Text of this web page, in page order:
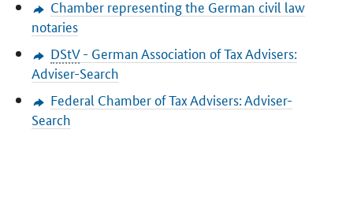
Chamber representing the German civil law
notaries
DStV- German Association of Tax Advisers:
Adviser-Search
Federal Chamber of Tax Advisers: Adviser-
Search